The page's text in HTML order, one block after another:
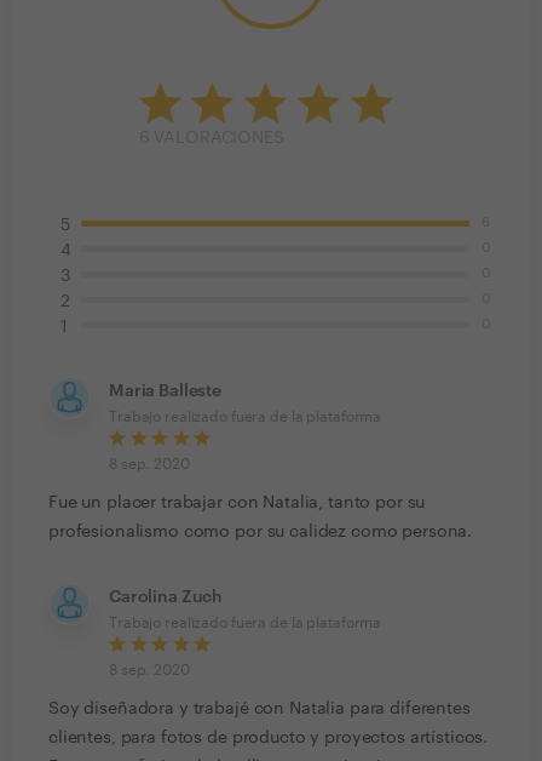
5
4
3
2
1
Maria Balleste
Trabajo realizado fuera de la plataforma
8 sep. 2020
Fue un placer trabajar con Natalia, tanto por su
profesionalismo como por su calidez como persona.
Carolina Zuch
Trabajo realizado fuera de la plataforma
8 sep. 2020
Soy diseñadora y trabajé con Natalia para diferentes
clientes, para fotos de producto y proyectos artísticos.